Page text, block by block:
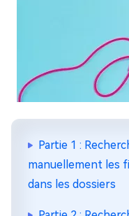
Partie 1 :
manuellement les
dans les dossiers